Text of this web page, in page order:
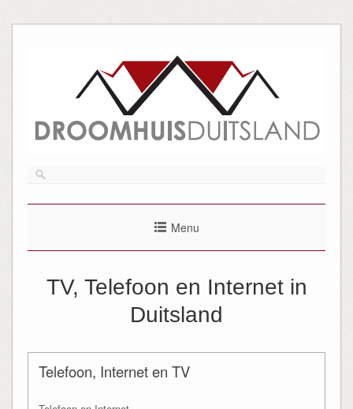
Menu
TV, Telefoon en Internet in
Duitsland
Telefoon, Internet en TV